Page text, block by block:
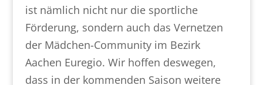
ist nämlich nicht nur die sportliche
Förderung, sondern auch das Vernetzen
der Mädchen-Community im Bezirk
Aachen Euregio. Wir hoffen deswegen,
dass in der kommenden Saison weitere